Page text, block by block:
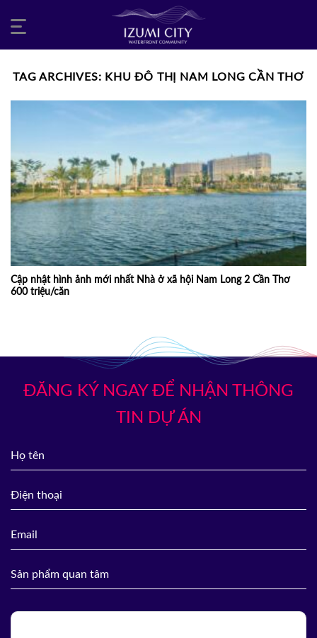
TAG ARCHIVES: KHU ĐÔ THỊ NAM LONG CẦN THƠ
Cập nhật hình ảnh mới nhất Nhà ở xã hội Nam Long 2 Cần Thơ
600 triệu/căn
ĐĂNG KÝ NGAY ĐỂ NHẬN THÔNG
TIN DỰ ÁN